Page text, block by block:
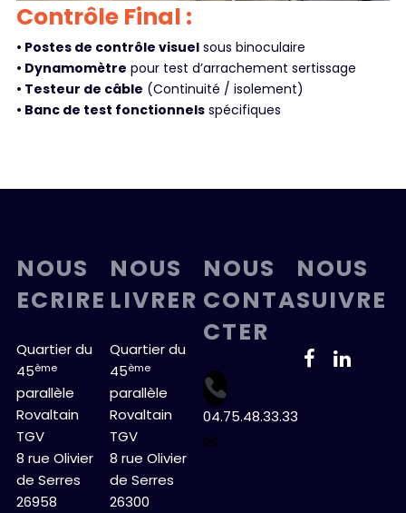
Contrôle Final :
• Postes de contrôle visuelsous binoculaire
• Dynamomètre pour test d’arrachement sertissage
• Testeur de câble (Continuité / isolement)
• Banc de test fonctionnelsspécifiques
NOUS
ECRIRE
Quartier du
45ème
parallèle
Rovaltain
TGV
8 rue Olivier
de Serres
26958
NOUS
LIVRER
Quartier du
45ème
parallèle
Rovaltain
TGV
8 rue Olivier
de Serres
26300
NOUS
CONTA
CTER
04.75.48.33.33
✉
NOUS
SUIVRE